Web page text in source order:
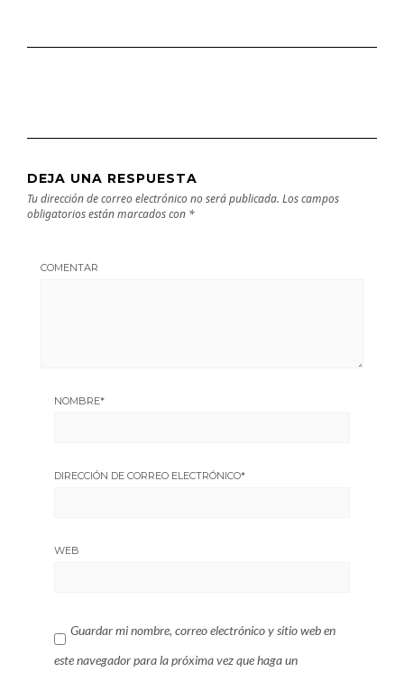
DEJA UNA RESPUESTA
Tu dirección de correo electrónico no será publicada. Los campos
obligatorios están marcados con *
COMENTAR
NOMBRE*
DIRECCIÓN DE CORREO ELECTRÓNICO*
WEB
Guardar mi nombre, correo electrónico y sitio web en
este navegador para la próxima vez que haga un